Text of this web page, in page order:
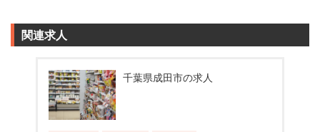
関連求人
千葉県成田市の求人